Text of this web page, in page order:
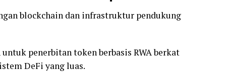
blockchain dan infrastruktur pendukung
penerbitan token berbasis RWA berkat
DeFi yang luas.